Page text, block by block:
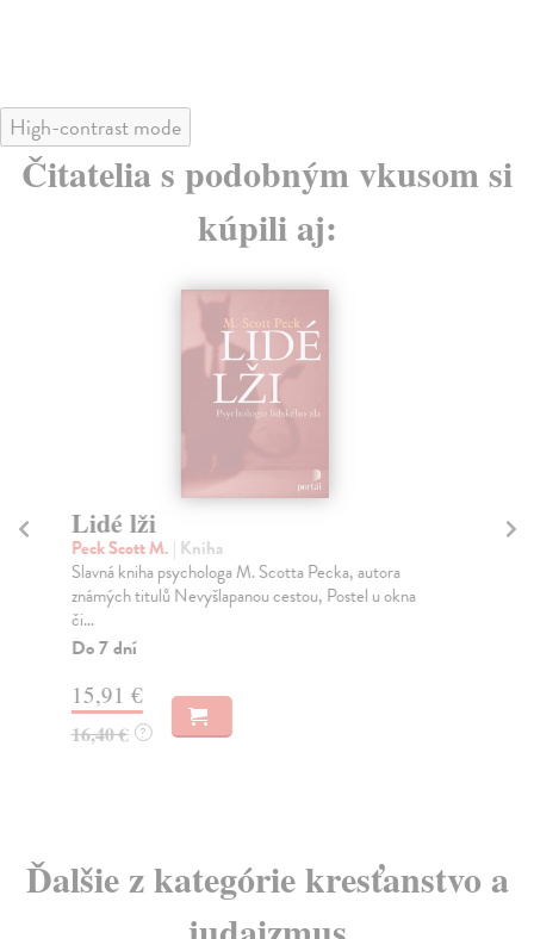
High-contrast mode
Čitatelia s podobným vkusom si
kúpili aj:
Lidé lži
Peck Scott M. | Kniha
Slavná kniha psychologa M. Scotta Pecka, autora
známých titulů Nevyšlapanou cestou, Postel u okna
či...
Do 7 dní
15,91 €
16,40 € ?
Ďalšie z kategórie kresťanstvo a